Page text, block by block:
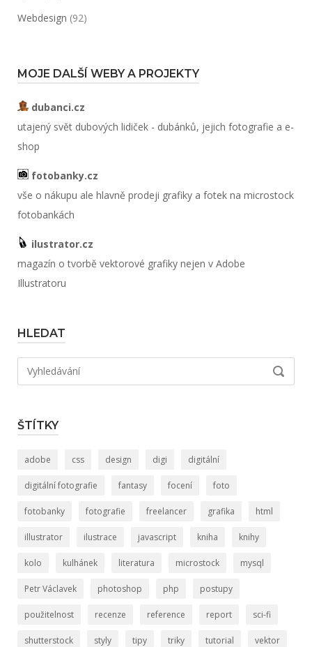
Webdesign (92)
MOJE DALŠÍ WEBY A PROJEKTY
dubanci.cz
utajený svět dubových lidiček - dubánků, jejich fotografie a e-
shop
fotobanky.cz
vše o nákupu ale hlavně prodeji grafiky a fotek na microstock
fotobankách
ilustrator.cz
magazín o tvorbě vektorové grafiky nejen v Adobe
Illustratoru
HLEDAT
Hledat:
ŠTÍTKY
adobe css design digi digitální
digitální fotografie fantasy focení foto
fotobanky fotografie freelancer grafika html
illustrator ilustrace javascript kniha knihy
kolo kulhánek literatura microstock mysql
Petr Václavek photoshop php postupy
použitelnost recenze reference report sci-fi
shutterstock styly tipy triky tutorial vektor